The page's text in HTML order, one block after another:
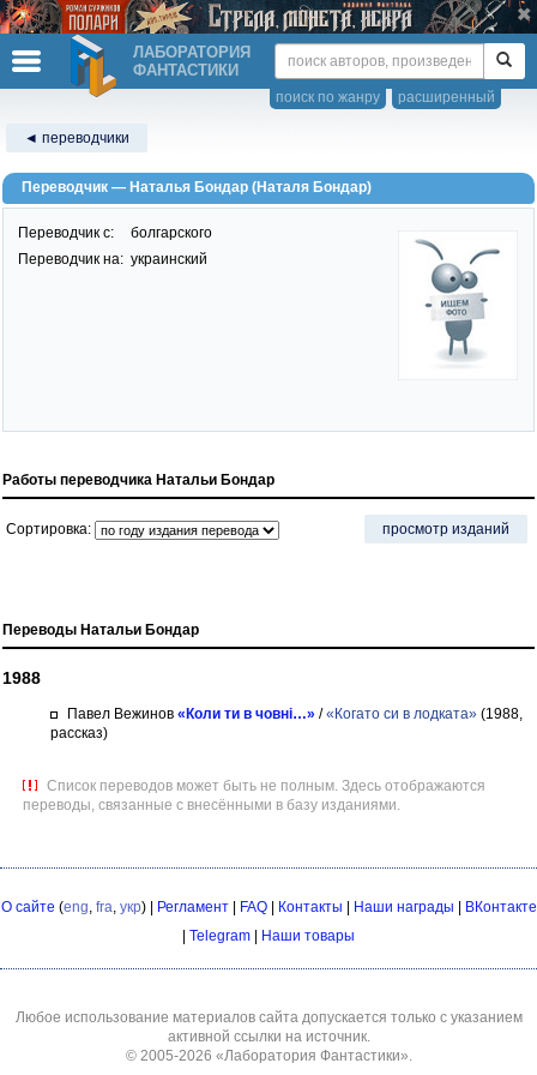
ЛАБОРАТОРИЯ
ФАНТАСТИКИ
расширенный
поиск по жанру
◄ переводчики
Переводчик — Наталья Бондар (Наталя Бондар)
Переводчик c:
болгарского
Переводчик на: украинский
Работы переводчика Натальи Бондар
Сортировка: просмотр изданий
Переводы Натальи Бондар
1988
Павел Вежинов «Коли ти в човні…» /«Когато си в лодката» (1988,
рассказ)
Список переводов может быть не полным. Здесь отображаются
переводы, связанные с внесёнными в базу изданиями.
О сайте (eng, fra, укр) | Регламент| FAQ| Контакты Наши награды
ВКонтакте
Telegram Наши товары
Любое использование материалов сайта допускается только с указанием
активной ссылки на источник.
© 2005-2026 «Лаборатория Фантастики».